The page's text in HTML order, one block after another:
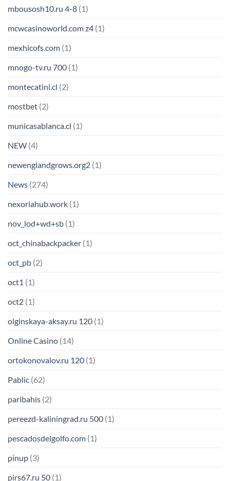
mbousosh10.ru 4-8 (1)
mcwcasinoworld.com z4 (1)
mexhicofs.com (1)
mnogo-tv.ru 700 (1)
montecatini.cl (2)
mostbet (2)
municasablanca.cl (1)
NEW (4)
newenglandgrows.org2 (1)
News (274)
nexoriahub.work (1)
nov_lod+wd+sb (1)
oct_chinabackpacker (1)
oct_pb (2)
oct1 (1)
oct2 (1)
olginskaya-aksay.ru 120 (1)
Online Casino (14)
ortokonovalov.ru 120 (1)
Pablic (62)
paribahis (2)
pereezd-kaliningrad.ru 500 (1)
pescadosdelgolfo.com (1)
pinup (3)
pirs67.ru 50 (1)